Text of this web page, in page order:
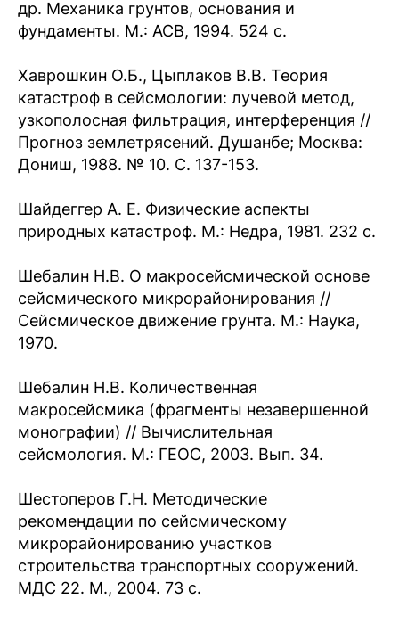
др. Механика грунтов, основания и
фундаменты. М.: АСВ, 1994. 524 с.
Хаврошкин О.Б., Цыплаков В.В. Теория
катастроф в сейсмологии: лучевой метод,
узкополосная фильтрация, интерференция //
Прогноз землетрясений. Душанбе; Москва:
Дониш, 1988. № 10. С. 137-153.
Шайдеггер А. Е. Физические аспекты
природных катастроф. М.: Недра, 1981. 232 с.
Шебалин Н.В. О макросейсмической основе
сейсмического микрорайонирования //
Сейсмическое движение грунта. М.: Наука,
1970.
Шебалин Н.В. Количественная
макросейсмика (фрагменты незавершенной
монографии) // Вычислительная
сейсмология. М.: ГЕОС, 2003. Вып. 34.
Шестоперов Г.Н. Методические
рекомендации по сейсмическому
микрорайонированию участков
строительства транспортных сооружений.
МДС 22. М., 2004. 73 с.